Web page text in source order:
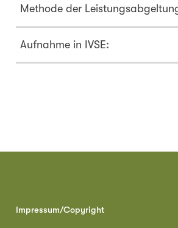
Methode der
Aufnahme in IVSE:
Impressum/Copyright